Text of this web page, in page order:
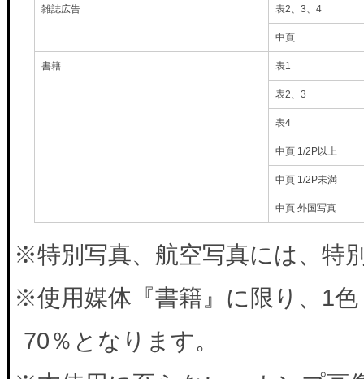
雑誌広告 表2、3、4
中頁
書籍 表1
表2、3
表4
中頁 1/2P以上
中頁 1/2P未満
中頁 外国写真
※特別写真、航空写真には、特
※使用媒体『書籍』に限り、1
70％となります。